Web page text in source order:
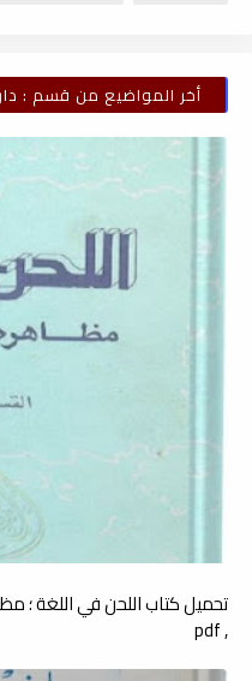
أخر المواضيع من قسم :
تحميل كتاب اللحن في اللغة ؛
, pdf